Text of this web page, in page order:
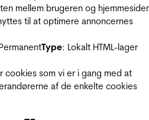
mellem brugeren og
til at optimere annoncernes
Type: Lokalt HTML-lager
cookies som vi er i gang med at
af de enkelte cookies